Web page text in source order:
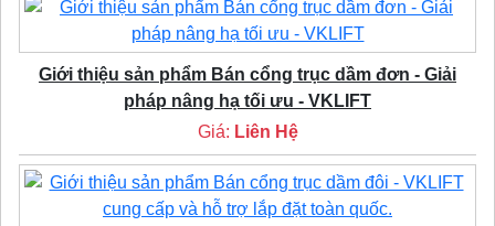
Giới thiệu sản phẩm Bán cổng trục dầm đơn - Giải
pháp nâng hạ tối ưu - VKLIFT
Giá: Liên Hệ